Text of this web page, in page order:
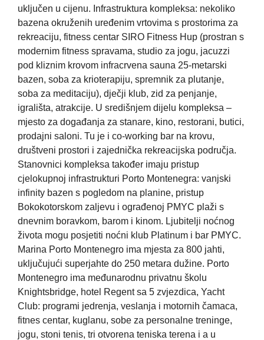
uključen u cijenu. Infrastruktura kompleksa: nekoliko
bazena okruženih uređenim vrtovima s prostorima za
rekreaciju, fitness centar SIRO Fitness Hup (prostran s
modernim fitness spravama, studio za jogu, jacuzzi
pod kliznim krovom infracrvena sauna 25-metarski
bazen, soba za krioterapiju, spremnik za plutanje,
soba za meditaciju), dječji klub, zid za penjanje,
igrališta, atrakcije. U središnjem dijelu kompleksa –
mjesto za događanja za stanare, kino, restorani, butici,
prodajni saloni. Tu je i co-working bar na krovu,
društveni prostori i zajednička rekreacijska područja.
Stanovnici kompleksa također imaju pristup
cjelokupnoj infrastrukturi Porto Montenegra: vanjski
infinity bazen s pogledom na planine, pristup
Bokokotorskom zaljevu i ograđenoj PMYC plaži s
dnevnim boravkom, barom i kinom. Ljubitelji noćnog
života mogu posjetiti noćni klub Platinum i bar PMYC.
Marina Porto Montenegro ima mjesta za 800 jahti,
uključujući superjahte do 250 metara dužine. Porto
Montenegro ima međunarodnu privatnu školu
Knightsbridge, hotel Regent sa 5 zvjezdica, Yacht
Club: programi jedrenja, veslanja i motornih čamaca,
fitnes centar, kuglanu, sobe za personalne treninge,
jogu, stoni tenis, tri otvorena teniska terena i a u